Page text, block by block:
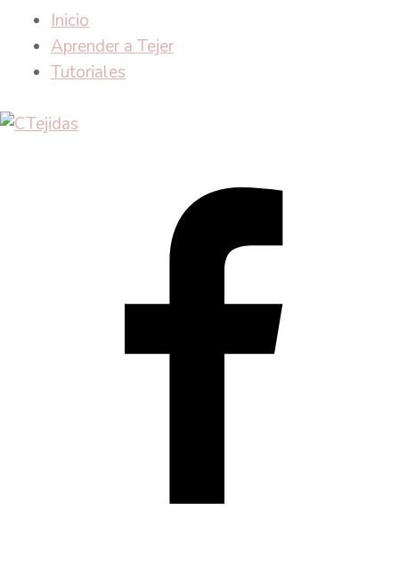
Inicio
Aprender a Tejer
Tutoriales